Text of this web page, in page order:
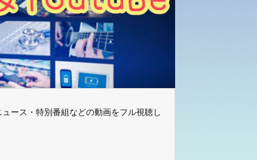
ース・特別番組などの動画をフル視聴し